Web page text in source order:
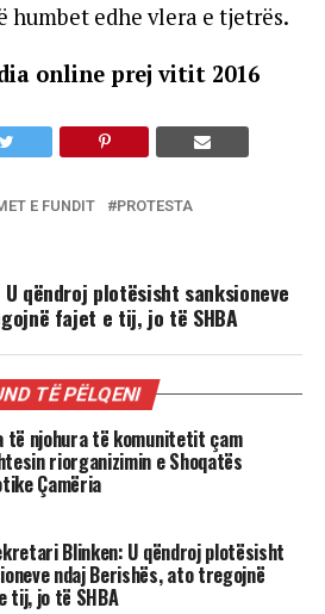
humbet edhe vlera e tjetrës.
online prej vitit 2016
E FUNDIT PROTESTA
qëndroj plotësisht sanksioneve
fajet e tij, jo të SHBA
TË PËLQENI
të njohura të komunitetit çam
riorganizimin e Shoqatës
Çamëria
Blinken: U qëndroj plotësisht
ndaj Berishës, ato tregojnë
tij, jo të SHBA